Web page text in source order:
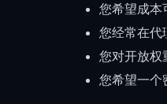
您希望成本
您经常在代
您对开放权
您希望一个